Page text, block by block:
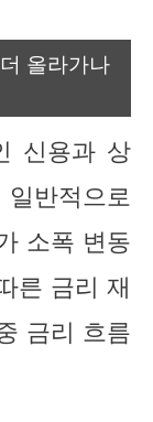
올라가나
신용과 상
반적으로
소폭 변동
른 금리 재
금리 흐름